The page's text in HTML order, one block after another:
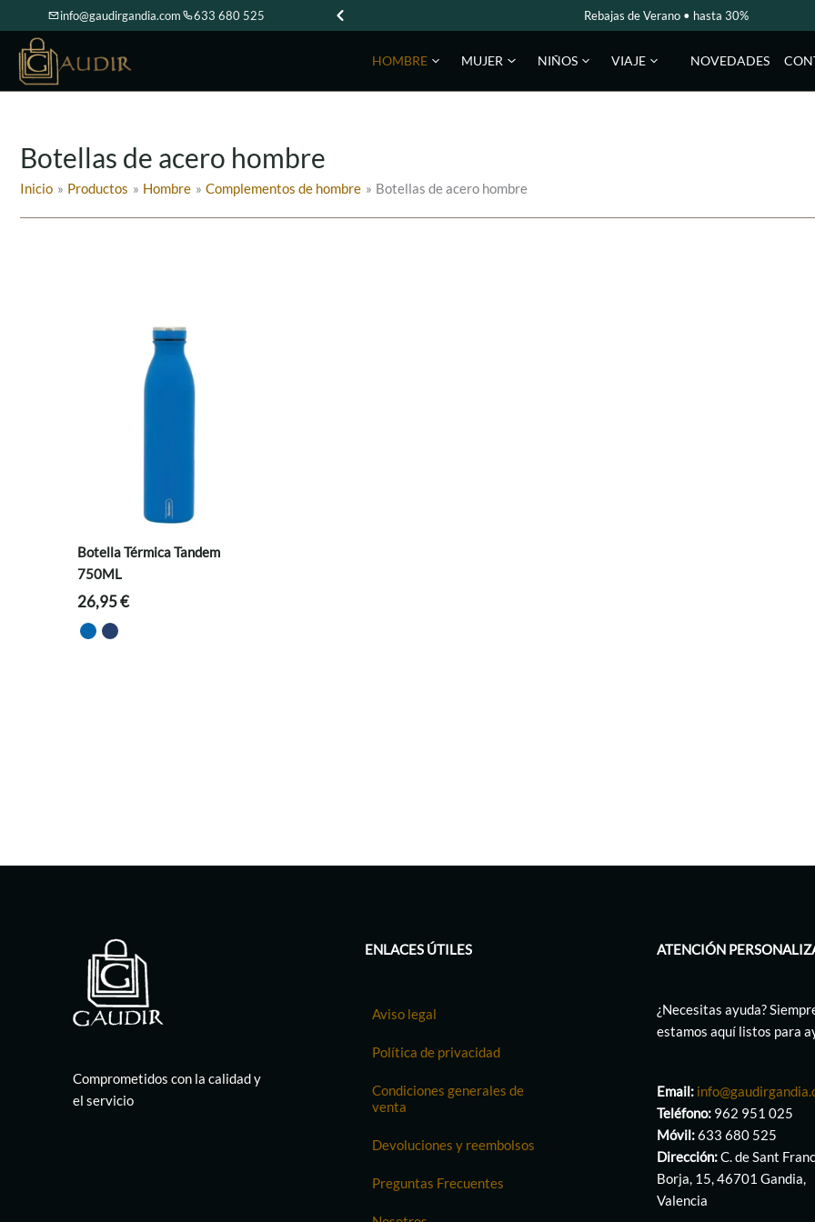
al
contenido
info@gaudirgandia.com 633 680 525 Rebajas de Verano • hasta 30%
HOMBRE MUJER NIÑOS VIAJE NOVEDADES
Botellas de acero hombre
Inicio Productos Hombre Complementos de hombre Botellas de acero hombre
Botella Térmica Tandem
750ML
26,95€
Comprometidos con la calidad y
el servicio
ENLACES ÚTILES
Aviso legal
Política de privacidad
Condiciones generales de
venta
Devoluciones y reembolsos
Preguntas Frecuentes
ATENCIÓN
¿Necesitas ayuda?
estamos aquí listos para
Email:
Teléfono: 962 951 025
Móvil:633 680 525
Dirección:C. de Sant
Borja, 15, 46701 Gandia,
Valencia